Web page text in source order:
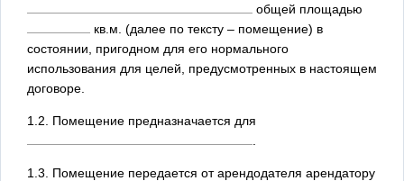
общей площадью
кв.м. (далее по тексту – помещение) в
состоянии, пригодном для его нормального
использования для целей, предусмотренных в настоящем
договоре.
1.2. Помещение предназначается для
1.3. Помещение передается от арендодателя арендатору